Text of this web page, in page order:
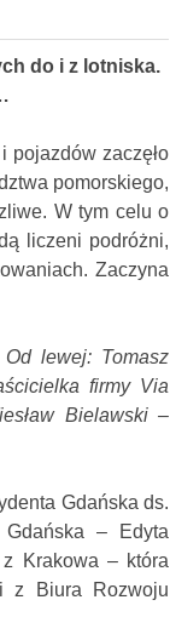
do i z lotniska.
pojazdów zaczęło
pomorskiego,
W tym celu o
liczeni podróżni,
Zaczyna
lewej: Tomasz
firmy Via
Bielawski –
Gdańska ds.
– Edyta
z Krakowa – która
z Biura Rozwoju